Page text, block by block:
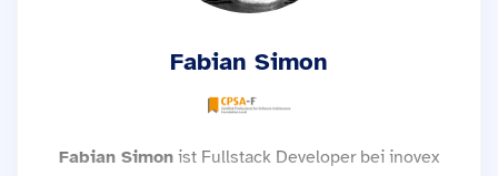
Fabian Simon
Fabian Simon ist Fullstack Developer bei inovex